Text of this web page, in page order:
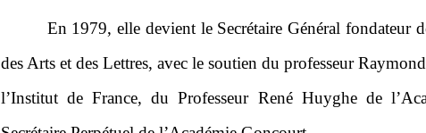
En 1979, elle devient le Secrétaire Général fondateur
des Arts et des Lettres, avec le soutien du professeur
l’Institut de France, du Professeur René Huyghe de